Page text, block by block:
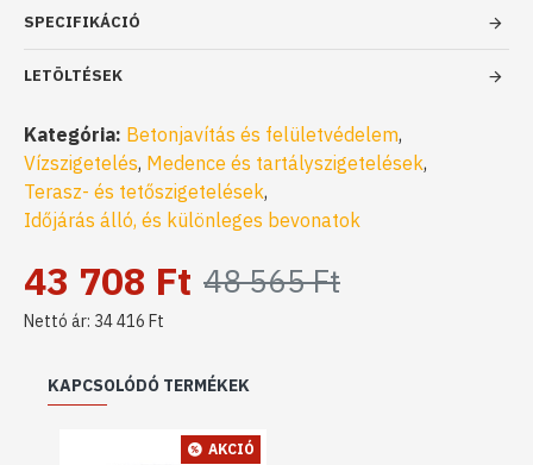
SPECIFIKÁCIÓ
LETÖLTÉSEK
Kategória: Betonjavítás és felületvédelem,
Vízszigetelés, Medence és tartályszigetelések,
Terasz- és tetőszigetelések,
Időjárás álló, és különleges bevonatok
43 708 Ft 48 565 Ft
Nettó ár: 34 416 Ft
KAPCSOLÓDÓ TERMÉKEK
AKCIÓ